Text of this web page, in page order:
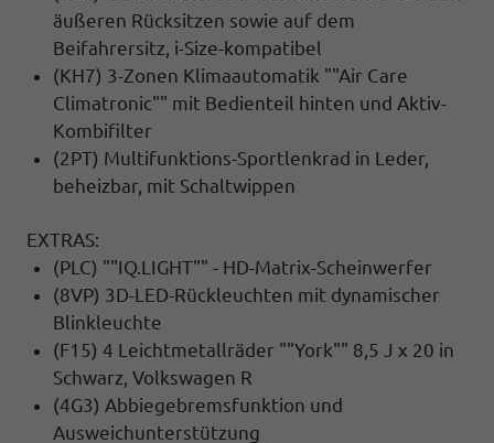
äußeren Rücksitzen sowie auf dem
Beifahrersitz, i-Size-kompatibel
(KH7) 3-Zonen Klimaautomatik ""Air Care
Climatronic"" mit Bedienteil hinten und Aktiv-
Kombifilter
(2PT) Multifunktions-Sportlenkrad in Leder,
beheizbar, mit Schaltwippen
EXTRAS:
(PLC) ""IQ.LIGHT"" - HD-Matrix-Scheinwerfer
(8VP) 3D-LED-Rückleuchten mit dynamischer
Blinkleuchte
(F15) 4 Leichtmetallräder ""York"" 8,5 J x 20 in
Schwarz, Volkswagen R
(4G3) Abbiegebremsfunktion und
Ausweichunterstützung